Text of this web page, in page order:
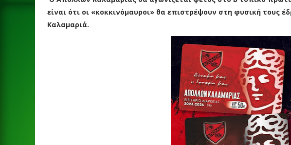
είναι ότι οι «κοκκινόμαυροι» θα επιστρέψουν στη φυσική τους
Καλαμαριά.